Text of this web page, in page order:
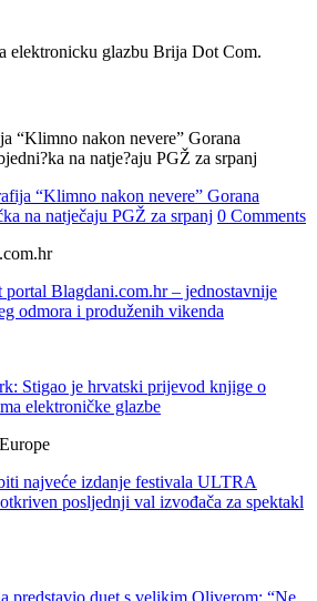
elektronicku glazbu Brija Dot Com.
“Klimno nakon nevere” Gorana
na natječaju PGŽ za srpanj 0 Comments
portal Blagdani.com.hr – jednostavnije
odmora i produženih vikenda
Stigao je hrvatski prijevod knjige o
elektroničke glazbe
najveće izdanje festivala ULTRA
posljednji val izvođača za spektakl
predstavio duet s velikim Oliverom: “Ne